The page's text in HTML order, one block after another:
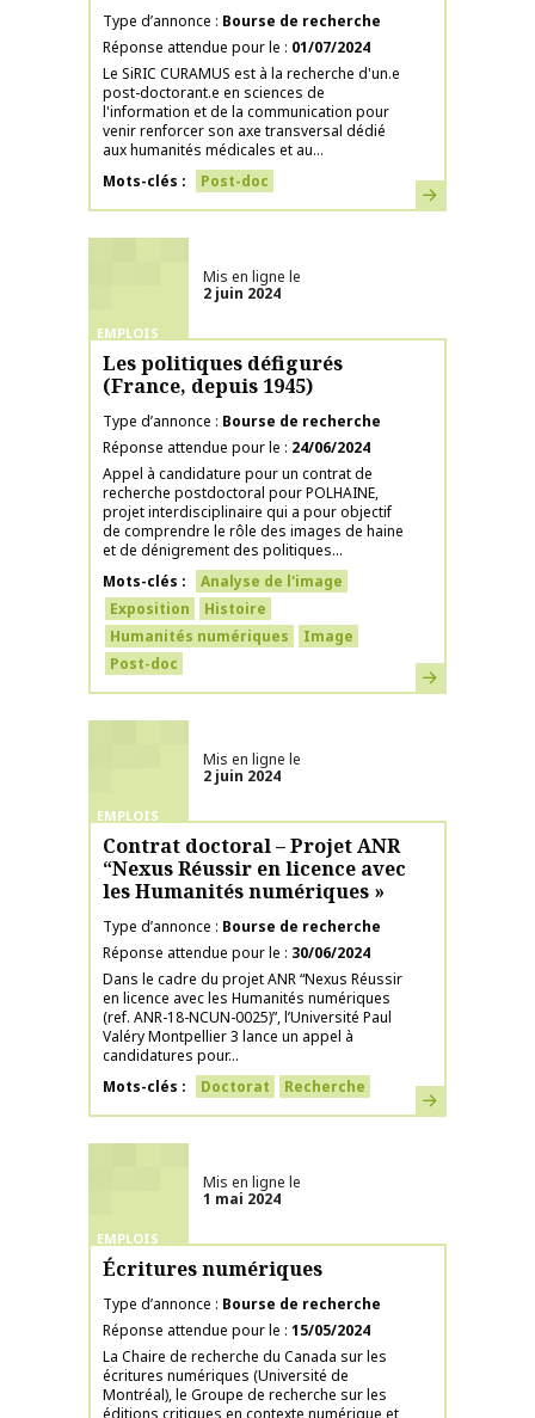
Type d’annonce
Bourse de recherche
Réponse attendue pour le
01/07/2024
Le SiRIC CURAMUS est à la recherche d'un.e
post-doctorant.e en sciences de
l'information et de la communication pour
venir renforcer son axe transversal dédié
aux humanités médicales et au...
Mots-clés
Post-doc En savoir plus
EMPLOIS
Mis en ligne le
2 juin 2024
Les politiques défigurés
(France, depuis 1945)
Type d’annonce
Bourse de recherche
Réponse attendue pour le
24/06/2024
Appel à candidature pour un contrat de
recherche postdoctoral pour POLHAINE,
projet interdisciplinaire qui a pour objectif
de comprendre le rôle des images de haine
et de dénigrement des politiques...
Mots-clés
Analyse de l'image
Exposition
Histoire
Humanités numériques
Image
Post-doc
En savoir plus
EMPLOIS
Mis en ligne le
2 juin 2024
Contrat doctoral – Projet ANR
“Nexus Réussir en licence avec
les Humanités numériques »
Type d’annonce
Bourse de recherche
Réponse attendue pour le
30/06/2024
Dans le cadre du projet ANR “Nexus Réussir
en licence avec les Humanités numériques
(ref. ANR-18-NCUN-0025)”, l’Université Paul
Valéry Montpellier 3 lance un appel à
candidatures pour...
Mots-clés
Doctorat Recherche En savoir plus
EMPLOIS
Mis en ligne le
1 mai 2024
Écritures numériques
Type d’annonce
Bourse de recherche
Réponse attendue pour le 15/05/2024
La Chaire de recherche du Canada sur les
écritures numériques (Université de
Montréal), le Groupe de recherche sur les
éditions critiques en contexte numérique et